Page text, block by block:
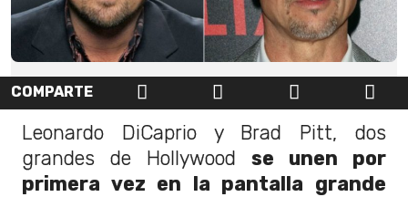
COMPARTE
Leonardo DiCaprio y Brad Pitt, dos
grandes de Hollywood se unen por
primera vez en la pantalla grande